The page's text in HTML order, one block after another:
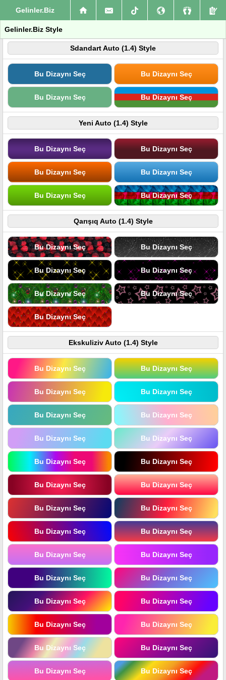
Gelinler.Biz
Gelinler.Biz Style
Sdandart Auto (1.4) Style
Bu Dizaynı Seç Bu Dizaynı Seç
Bu Dizaynı Seç Bu Dizaynı Seç
Yeni Auto (1.4) Style
Bu Dizaynı Seç Bu Dizaynı Seç
Bu Dizaynı Seç Bu Dizaynı Seç
Bu Dizaynı Seç Bu Dizaynı Seç
Qarışıq Auto (1.4) Style
Bu Dizaynı Seç Bu Dizaynı Seç
Bu Dizaynı Seç Bu Dizaynı Seç
Bu Dizaynı Seç Bu Dizaynı Seç
Bu Dizaynı Seç
Ekskuliziv Auto (1.4) Style
Bu Dizaynı Seç Bu Dizaynı Seç
Bu Dizaynı Seç Bu Dizaynı Seç
Bu Dizaynı Seç Bu Dizaynı Seç
Bu Dizaynı Seç Bu Dizaynı Seç
Bu Dizaynı Seç Bu Dizaynı Seç
Bu Dizaynı Seç Bu Dizaynı Seç
Bu Dizaynı Seç Bu Dizaynı Seç
Bu Dizaynı Seç Bu Dizaynı Seç
Bu Dizaynı Seç Bu Dizaynı Seç
Bu Dizaynı Seç Bu Dizaynı Seç
Bu Dizaynı Seç Bu Dizaynı Seç
Bu Dizaynı Seç Bu Dizaynı Seç
Bu Dizaynı Seç Bu Dizaynı Seç
Bu Dizaynı Seç Bu Dizaynı Seç